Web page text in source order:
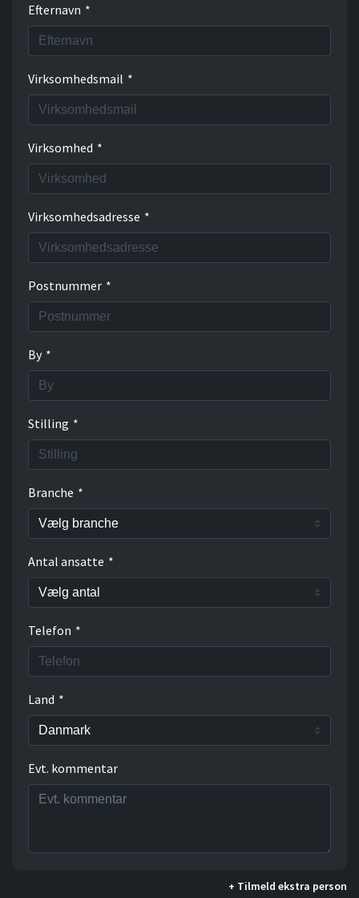
Efternavn *
Virksomhedsmail *
Virksomhed *
Virksomhedsadresse *
Postnummer *
By *
Stilling *
Branche *
Antal ansatte *
Telefon *
Land *
Evt. kommentar
+ Tilmeld ekstra person